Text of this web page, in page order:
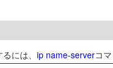
には、 ip name-serverコ